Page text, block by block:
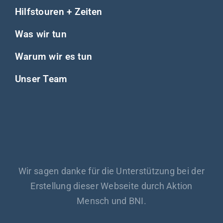
Hilfstouren + Zeiten
Was wir tun
Warum wir es tun
Unser Team
Wir sagen danke für die Unterstützung bei der
Erstellung dieser Webseite durch Aktion
Mensch und BNI.